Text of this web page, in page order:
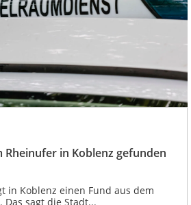
Rheinufer in Koblenz gefunden
in Koblenz einen Fund aus dem
sagt die Stadt...